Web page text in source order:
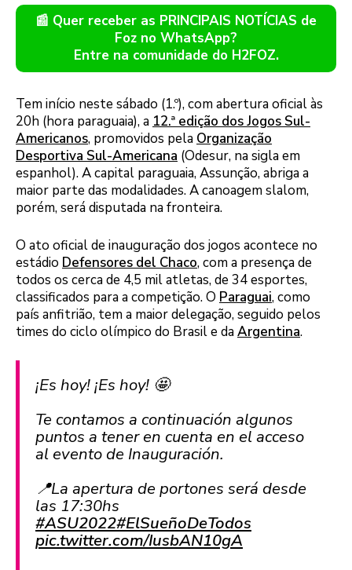
📰 Quer receber as PRINCIPAIS NOTÍCIAS de
Foz no WhatsApp?
Entre na comunidade do H2FOZ.
Tem início neste sábado (1.º), com abertura oficial às
20h (hora paraguaia), a 12.ª edição dos Jogos Sul-
Americanos, promovidos pela Organização
Desportiva Sul-Americana (Odesur, na sigla em
espanhol). A capital paraguaia, Assunção, abriga a
maior parte das modalidades. A canoagem slalom,
porém, será disputada na fronteira.
O ato oficial de inauguração dos jogos acontece no
estádio Defensores del Chaco, com a presença de
todos os cerca de 4,5 mil atletas, de 34 esportes,
classificados para a competição. O Paraguai, como
país anfitrião, tem a maior delegação, seguido pelos
times do ciclo olímpico do Brasil e daArgentina.
¡Es hoy! ¡Es hoy! 🤩
Te contamos a continuación algunos
puntos a tener en cuenta en el acceso
al evento de Inauguración.
📍La apertura de portones será desde
las 17:30hs
#ASU2022#ElSueñoDeTodos
pic.twitter.com/IusbAN10gA